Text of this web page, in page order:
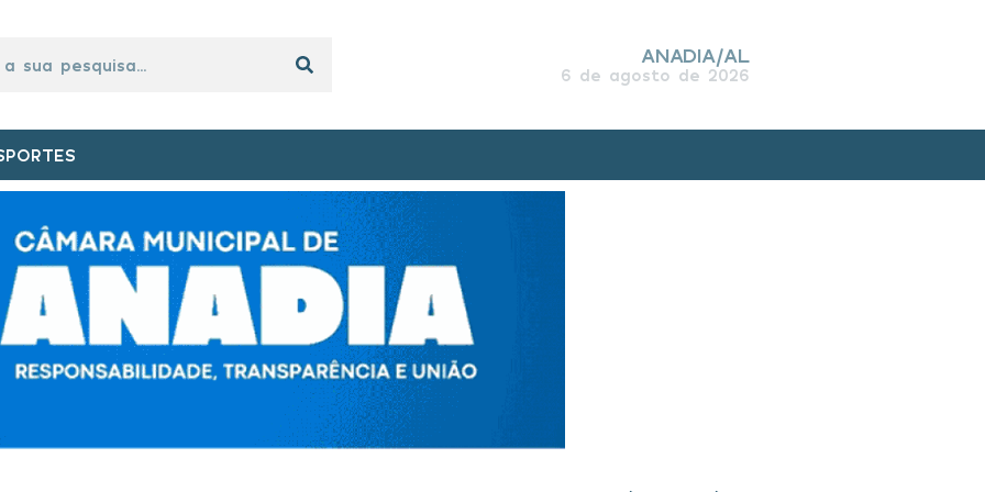
ANADIA/AL
6 de agosto de 2026